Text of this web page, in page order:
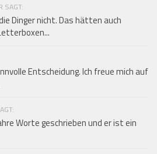
SAGT:
Dinger nicht. Das hätten auch
Entscheidung. Ich freue mich auf
Worte geschrieben und er ist ein